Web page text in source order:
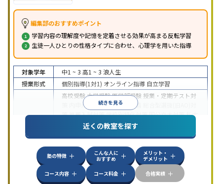
編集部のおすすめポイント
学習内容の理解度や記憶を定着させる効果が高まる反転学習
生徒一人ひとりの性格タイプに合わせ、心理学を用いた指導
続きを見る
対象学年 中1 ~ 3 高1 ~ 3 浪人生
授業形式
個別指導(1対1) オンライン指導 自立学習
高校受験大学受験医学部受験 授業・定期テスト対
内申点対策学習習慣の定着
策推薦入試対策学校別特化対策国公立大対策私大
共通テスト対策英検(英語検定)対策
その
特徴
中高一貫校生に対応授業の振替可能 不登校生に対
学習にPC・タブレットを利用オンライン対応
科目から受講可能季節講習のみの受講可発達障害
近くの教室を探す
塾の特徴
こんな人に
おすすめ
メリット・
デメリット
コース内容
コース料金 合格実績